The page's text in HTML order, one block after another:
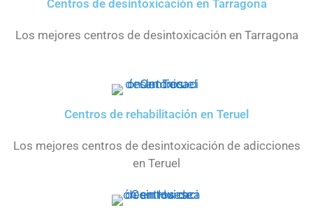
Centros de desintoxicación en Tarragona
Los mejores centros de desintoxicación en Tarragona
Centros de rehabilitación en Teruel
Los mejores centros de desintoxicación de adicciones
en Teruel